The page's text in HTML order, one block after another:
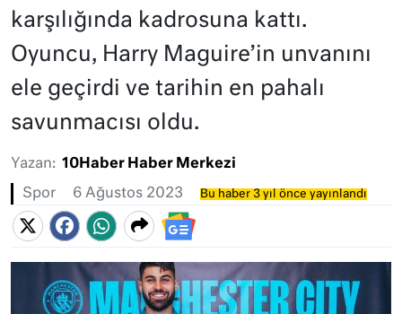
karşılığında kadrosuna kattı.
Oyuncu, Harry Maguire’in unvanını
ele geçirdi ve tarihin en pahalı
savunmacısı oldu.
Yazan: 10Haber Haber Merkezi
Spor 6 Ağustos 2023 Bu haber 3 yıl önce yayınlandı